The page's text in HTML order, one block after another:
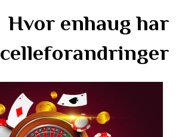
Hvor enhaug har
celleforandringer?